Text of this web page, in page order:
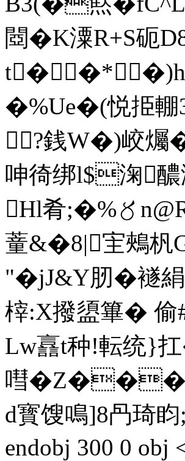
閸�K潥R+S砈
�%Ue�(悦挋輣
?銭W�)峧爥
呻徛绑l$淗
Hl肴;�%〥
蕫&�8|宔
"� jJ&Y肕� 襚
榟:X撥盨篳� 偷#
Lw譶t种!転统}
嘒�Z���
d寳馊鳴]8冎琦盷
endobj 300 0 obj